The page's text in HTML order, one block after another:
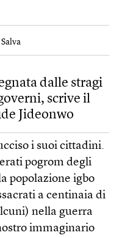
dalle stragi
scrive il
Jideonwo
i suoi cittadini.
pogrom degli
popolazione igbo
a centinaia di
nella guerra
immaginario